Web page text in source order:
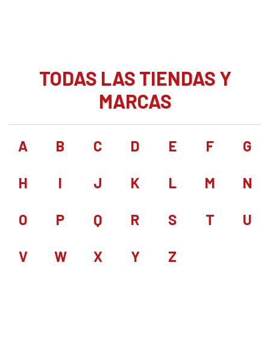
TODAS LAS TIENDAS Y
MARCAS
A B C D E F G
H I J K L M N
O P Q R S T U
V W X Y Z